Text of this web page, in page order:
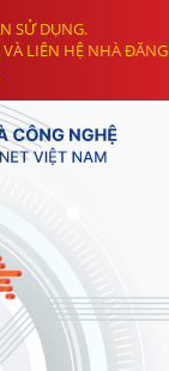
SỬ DỤNG.
VÀ LIÊN HỆ NHÀ ĐĂNG